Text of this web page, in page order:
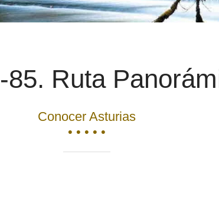
85. Ruta
Conocer Asturias
• • • • •